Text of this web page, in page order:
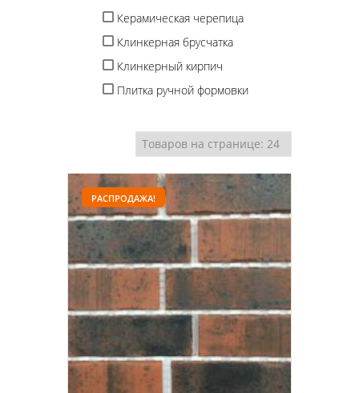
Керамическая черепица
Клинкерная брусчатка
Клинкерный кирпич
Плитка ручной формовки
РАСПРОДАЖА!